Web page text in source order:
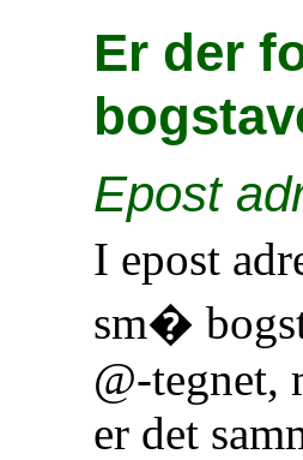
Er der
Epost
I epost
sm�
@-tegnet,
er det